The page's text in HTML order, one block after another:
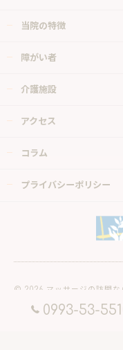
0993-53-
当院の特徴
障がい者
介護施設
アクセス
コラム
プライバシーポリシー
© 2026 マッサージの訪問
ケア